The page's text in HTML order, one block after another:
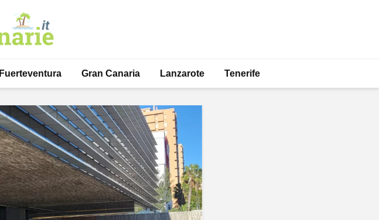
Fuerteventura Gran Canaria Lanzarote Tenerife